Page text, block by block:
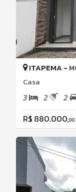
ITAPEMA -
Casa
3 2 2
R$ 880.000,00